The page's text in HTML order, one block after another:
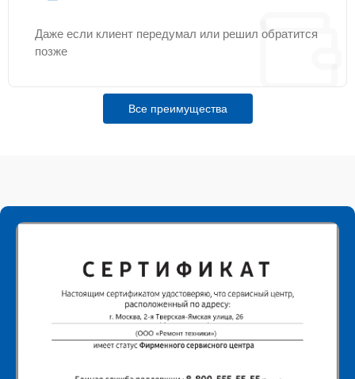
Даже если клиент передумал или решил обратится
позже
Все преимущества